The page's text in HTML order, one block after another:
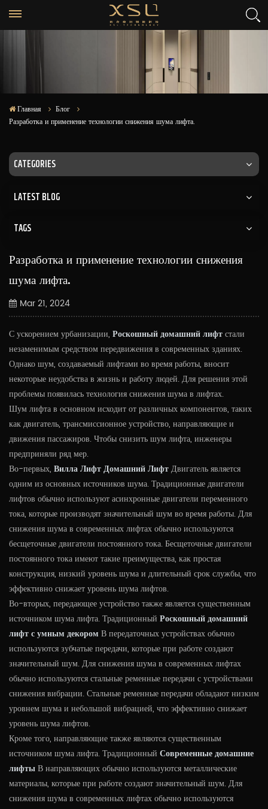
Главная
Блог
Разработка и применение технологии снижения шума лифта.
CATEGORIES
LATEST BLOG
TAGS
Разработка и применение технологии снижения
шума лифта.
Mar 21, 2024
С ускорением урбанизации, Роскошный домашний лифтстали
незаменимым средством передвижения в современных зданиях.
Однако шум, создаваемый лифтами во время работы, вносит
некоторые неудобства в жизнь и работу людей. Для решения этой
проблемы появилась технология снижения шума в лифтах.
Шум лифта в основном исходит от различных компонентов, таких
как двигатель, трансмиссионное устройство, направляющие и
движения пассажиров. Чтобы снизить шум лифта, инженеры
предприняли ряд мер.
Во-первых, Вилла Лифт Домашний ЛифтДвигатель является
одним из основных источников шума. Традиционные двигатели
лифтов обычно используют асинхронные двигатели переменного
тока, которые производят значительный шум во время работы. Для
снижения шума в современных лифтах обычно используются
бесщеточные двигатели постоянного тока. Бесщеточные двигатели
постоянного тока имеют такие преимущества, как простая
конструкция, низкий уровень шума и длительный срок службы, что
эффективно снижает уровень шума лифтов.
Во-вторых, передающее устройство также является существенным
источником шума лифта. Традиционный Роскошный домашний
лифт с умным декором В передаточных устройствах обычно
используются зубчатые передачи, которые при работе создают
значительный шум. Для снижения шума в современных лифтах
обычно используются стальные ременные передачи с устройствами
снижения вибрации. Стальные ременные передачи обладают низким
уровнем шума и небольшой вибрацией, что эффективно снижает
уровень шума лифтов.
Кроме того, направляющие также являются существенным
источником шума лифта. Традиционный Современные домашние
лифтыВ направляющих обычно используются металлические
материалы, которые при работе создают значительный шум. Для
снижения шума в современных лифтах обычно используются